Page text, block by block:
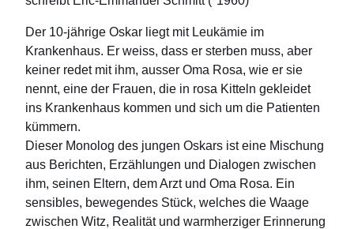
Der 10-jährige Oskar liegt mit Leukämie im
Krankenhaus. Er weiss, dass er sterben muss, aber
keiner redet mit ihm, ausser Oma Rosa, wie er sie
nennt, eine der Frauen, die in rosa Kitteln gekleidet
ins Krankenhaus kommen und sich um die Patienten
kümmern.
Dieser Monolog des jungen Oskars ist eine Mischung
aus Berichten, Erzählungen und Dialogen zwischen
ihm, seinen Eltern, dem Arzt und Oma Rosa. Ein
sensibles, bewegendes Stück, welches die Waage
zwischen Witz, Realität und warmherziger Erinnerung